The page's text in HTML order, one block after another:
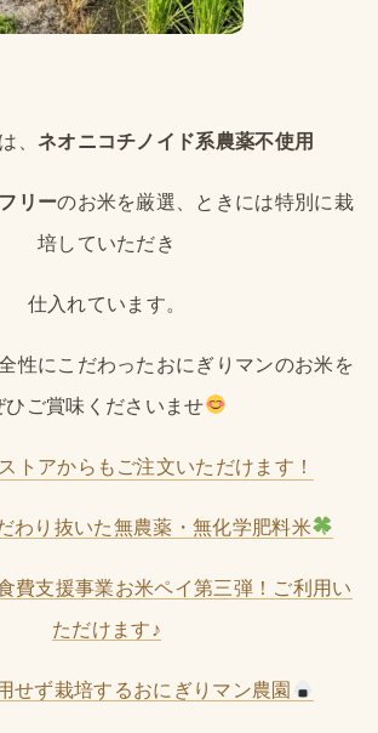
、 ネオニコチノイド系農薬不使用
リーのお米を厳選、ときには特別に栽
培していただき
仕入れています。
性にこだわったおにぎりマンのお米を
ひご賞味くださいませ
トアからもご注文いただけます！
わり抜いた無農薬・無化学肥料米
費支援事業お米ペイ第三弾！ご利用い
ただけます♪
せず栽培するおにぎりマン農園